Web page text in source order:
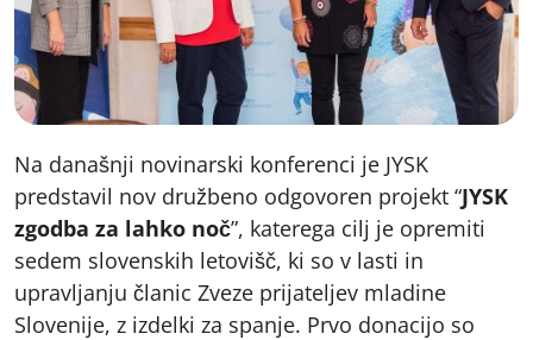
Na današnji novinarski konferenci je JYSK
predstavil nov družbeno odgovoren projekt “JYSK
zgodba za lahko noč”, katerega cilj je opremiti
sedem slovenskih letovišč, ki so v lasti in
upravljanju članic Zveze prijateljev mladine
Slovenije, z izdelki za spanje. Prvo donacijo so